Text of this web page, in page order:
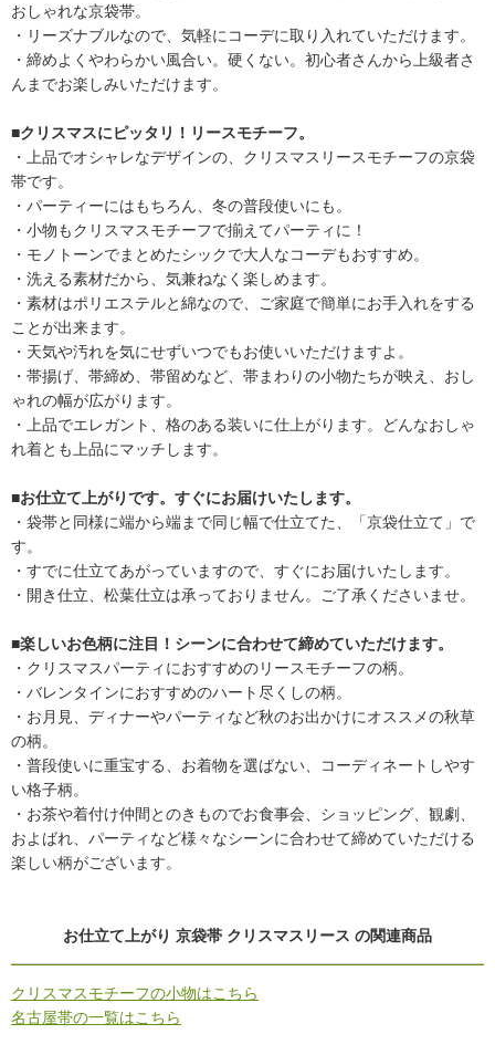
おしゃれな京袋帯。
・リーズナブルなので、気軽にコーデに取り入れていただけます。
・締めよくやわらかい風合い。硬くない。初心者さんから上級者さ
んまでお楽しみいただけます。
■クリスマスにピッタリ！リースモチーフ。
・上品でオシャレなデザインの、クリスマスリースモチーフの京袋
帯です。
・パーティーにはもちろん、冬の普段使いにも。
・小物もクリスマスモチーフで揃えてパーティに！
・モノトーンでまとめたシックで大人なコーデもおすすめ。
・洗える素材だから、気兼ねなく楽しめます。
・素材はポリエステルと綿なので、ご家庭で簡単にお手入れをする
ことが出来ます。
・天気や汚れを気にせずいつでもお使いいただけますよ。
・帯揚げ、帯締め、帯留めなど、帯まわりの小物たちが映え、おし
ゃれの幅が広がります。
・上品でエレガント、格のある装いに仕上がります。どんなおしゃ
れ着とも上品にマッチします。
■お仕立て上がりです。すぐにお届けいたします。
・袋帯と同様に端から端まで同じ幅で仕立てた、「京袋仕立て」で
す。
・すでに仕立てあがっていますので、すぐにお届けいたします。
・開き仕立、松葉仕立は承っておりません。ご了承くださいませ。
■楽しいお色柄に注目！シーンに合わせて締めていただけます。
・クリスマスパーティにおすすめのリースモチーフの柄。
・バレンタインにおすすめのハート尽くしの柄。
・お月見、ディナーやパーティなど秋のお出かけにオススメの秋草
の柄。
・普段使いに重宝する、お着物を選ばない、コーディネートしやす
い格子柄。
・お茶や着付け仲間とのきものでお食事会、ショッピング、観劇、
およばれ、パーティなど様々なシーンに合わせて締めていただける
楽しい柄がございます。
お仕立て上がり 京袋帯 クリスマスリース の関連商品
クリスマスモチーフの小物はこちら
名古屋帯の一覧はこちら